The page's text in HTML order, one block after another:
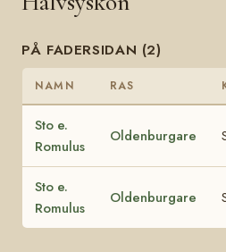
PÅ FADERSIDAN (2)
NAMN RAS
Sto e.
Romulus
Oldenburgare
Sto e.
Romulus
Oldenburgare